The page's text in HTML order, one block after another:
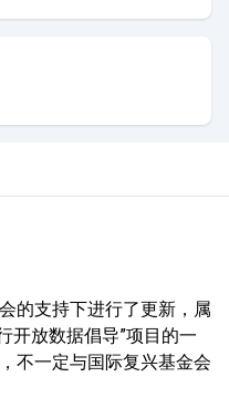
的支持下进行了更新，属
开放数据倡导”项目的一
不一定与国际复兴基金会